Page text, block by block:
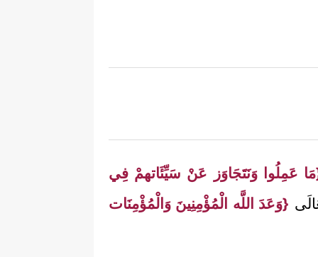
عَمِلُوا وَنَتَجَاوَز عَنْ سَيِّئَاتهمْ فِي
{وَعَدَ اللَّه الْمُؤْمِنِينَ وَالْمُؤْمِنَات